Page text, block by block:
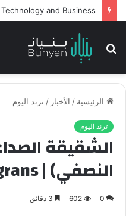
بحث
الرئيسية / الأخبار / ترند اليوم
ترند اليوم
الشقيقة
النصفي) | Migrans
0
602